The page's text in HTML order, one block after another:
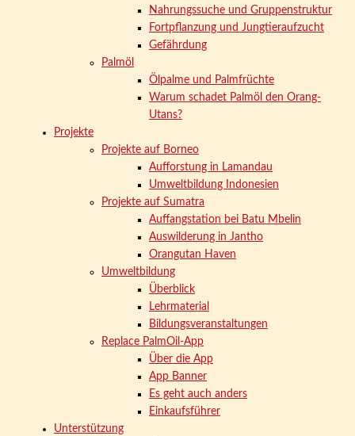
Nahrungssuche und Gruppenstruktur
Fortpflanzung und Jungtieraufzucht
Gefährdung
Palmöl
Ölpalme und Palmfrüchte
Warum schadet Palmöl den Orang-
Utans?
Projekte
Projekte auf Borneo
Aufforstung in Lamandau
Umweltbildung Indonesien
Projekte auf Sumatra
Auffangstation bei Batu Mbelin
Auswilderung in Jantho
Orangutan Haven
Umweltbildung
Überblick
Lehrmaterial
Bildungsveranstaltungen
Replace PalmOil-App
Über die App
App Banner
Es geht auch anders
Einkaufsführer
Unterstützung